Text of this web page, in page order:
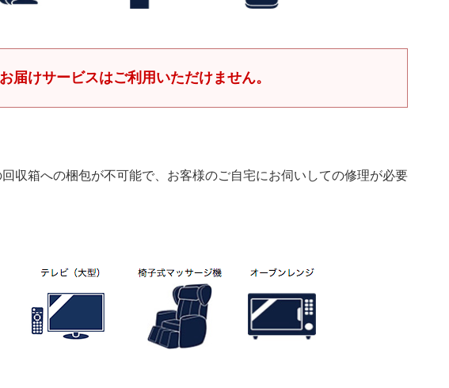
届けサービスはご利用いただけません。
収箱への梱包が不可能で、お客様のご自宅にお伺いしての修理が必要